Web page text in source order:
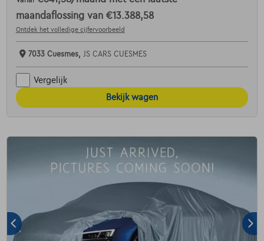
maandaflossing van €13.388,58
Ontdek het volledige cijfervoorbeeld
7033 Cuesmes, JS CARS CUESMES
Vergelijk
Bekijk wagen